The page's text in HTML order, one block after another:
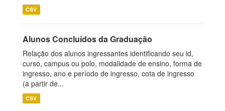
CSV
Alunos Concluídos da Graduação
Relação dos alunos ingressantes identificando seu id,
curso, campus ou polo, modalidade de ensino, forma de
ingresso, ano e período de ingresso, cota de ingresso
(a partir de...
CSV